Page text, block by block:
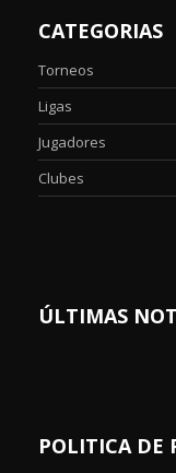
CATEGORIAS
Torneos
Ligas
Jugadores
Clubes
ÚLTIMAS
POLITICA DE